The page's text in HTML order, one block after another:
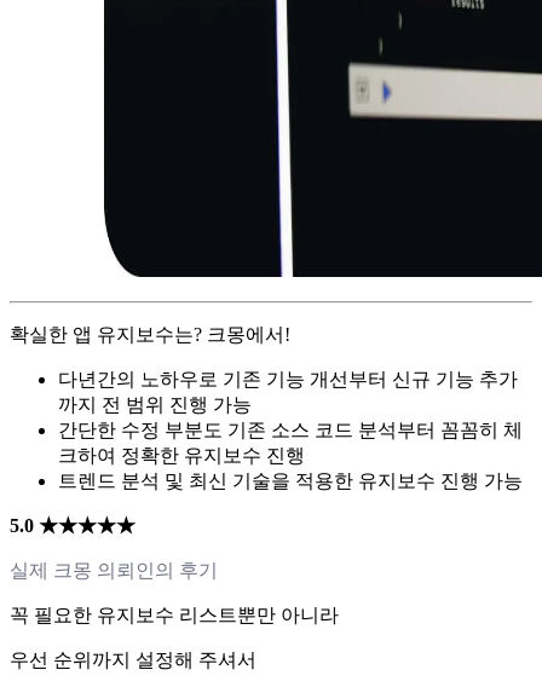
확실한 앱 유지보수는? 크몽에서!
다년간의 노하우로 기존 기능 개선부터 신규 기능 추가
까지 전 범위 진행 가능
간단한 수정 부분도 기존 소스 코드 분석부터 꼼꼼히 체
크하여 정확한 유지보수 진행
트렌드 분석 및 최신 기술을 적용한 유지보수 진행 가능
5.0 ★★★★★
실제 크몽 의뢰인의 후기
꼭 필요한 유지보수 리스트뿐만 아니라
우선 순위까지 설정해 주셔서